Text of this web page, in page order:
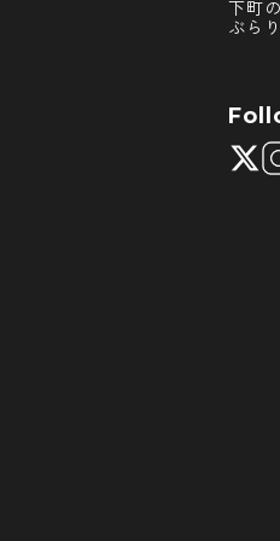
下町
ぶら